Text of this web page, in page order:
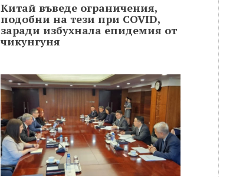
Китай въведе ограничения,
подобни на тези при COVID,
заради избухнала епидемия от
чикунгуня